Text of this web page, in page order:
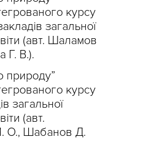
курсу
загальної
(авт. Шаламов
Г. В.).
природу”
курсу
загальної
(авт.
О., Шабанов Д.